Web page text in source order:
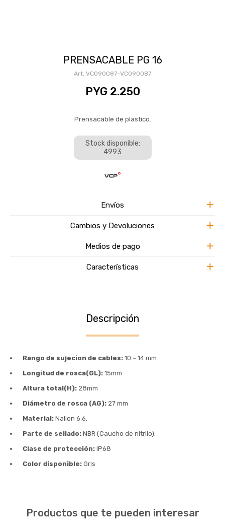
PRENSACABLE PG 16
VC090087-VC090087
PYG 2.250
Prensacable de plastico.
Stock disponible:
4993
Envíos
Cambios y Devoluciones
Medios de pago
Características
Descripción
Rango de sujecion de cables: 10 ~ 14 mm
Longitud de rosca(GL): 15mm
Altura total(H): 28mm
Diámetro de rosca (AG): 27 mm
Material: Nailon 6.6.
Parte de sellado: NBR (Caucho de nitrilo).
Clase de protección: IP68
Color disponible: Gris
Productos que te pueden interesar